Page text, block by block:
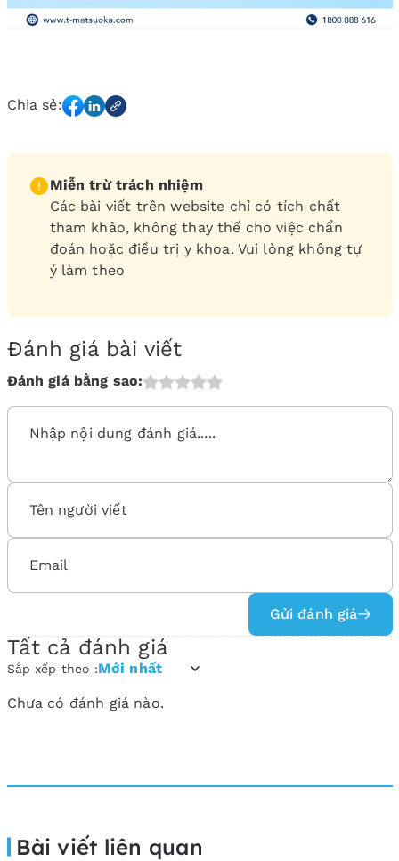
Chia sẻ:
Miễn trừ trách nhiệm
Các bài viết trên website chỉ có tích chất
tham khảo, không thay thế cho việc chẩn
đoán hoặc điều trị y khoa. Vui lòng không tự
ý làm theo
Đánh giá bài viết
Đánh giá bằng sao:
Gửi đánh giá
Tất cả đánh giá
Sắp xếp theo :Mới nhất
Chưa có đánh giá nào.
Bài viết liên quan